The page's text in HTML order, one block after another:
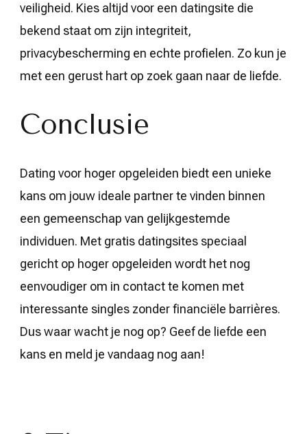
veiligheid. Kies altijd voor een datingsite die
bekend staat om zijn integriteit,
privacybescherming en echte profielen. Zo kun je
met een gerust hart op zoek gaan naar de liefde.
Conclusie
Dating voor hoger opgeleiden biedt een unieke
kans om jouw ideale partner te vinden binnen
een gemeenschap van gelijkgestemde
individuen. Met gratis datingsites speciaal
gericht op hoger opgeleiden wordt het nog
eenvoudiger om in contact te komen met
interessante singles zonder financiële barrières.
Dus waar wacht je nog op? Geef de liefde een
kans en meld je vandaag nog aan!